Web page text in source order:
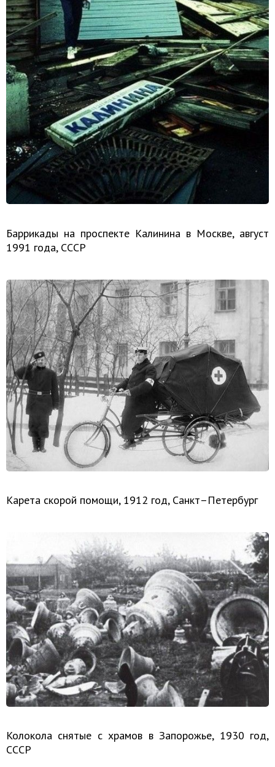
Баррикады на проспекте Калинина в Москве, август
1991 года, СССР
Карета скорой помощи, 1912 год, Санкт–Петербург
Колокола снятые с храмов в Запорожье, 1930 год,
СССР